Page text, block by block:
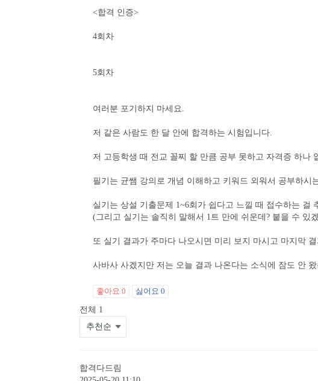
<합격 인증>
4회차
5회차
여러분 포기하지 마세요.
저 같은 사람도 한 달 안에 합격하는 시험입니다.
저 고등학생 때 전교 꼴찌 할 만큼 공부 못하고 자격증 하나
필기는 균쌤 강의로 개념 이해하고 키워드 외워서 공부하시
실기는 상설 기출문제 1~6회가 쉽다고 느낄 때 접수하는 걸
(그리고 실기는 솔직히 말해서 1트 만에 쉬운데? 붙을 수 있
또 실기 결과가 주마다 나오시면 미리 보지 마시고 마지막
사바사 사겠지만 저는 오늘 결과 나온다는 소식에 잠도 안
좋아요 0 싫어요 0
전체 1
합격다드림